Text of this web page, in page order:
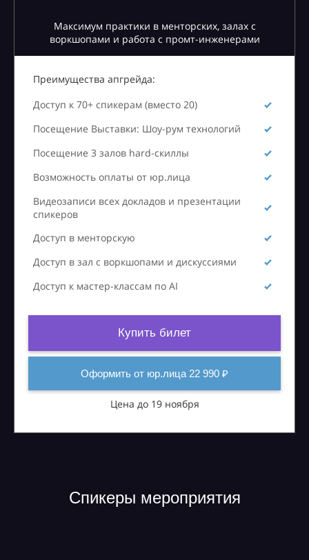
Максимум практики в менторских, залах с
воркшопами и работа с промт-инженерами
Преимущества апгрейда:
Доступ к 70+ спикерам (вместо 20)
Посещение Выставки: Шоу-рум технологий
Посещение 3 залов hard-скиллы
Возможность оплаты от юр.лица
Видеозаписи всех докладов и презентации
спикеров
Доступ в менторскую
Доступ в зал с воркшопами и дискуссиями
Доступ к мастер-классам по AI
Купить билет
Оформить от юр.лица 22 990 ₽
Цена до 19 ноября
Спикеры мероприятия